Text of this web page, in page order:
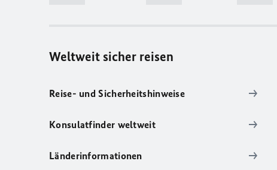
Weltweit sicher reisen
Reise- und Sicherheitshinweise
Konsulatfinder weltweit
Länderinformationen